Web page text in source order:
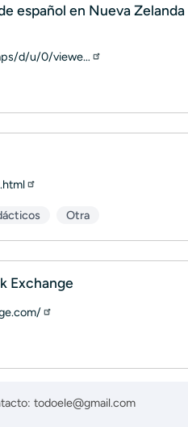
español en Nueva Zelanda
d/u/0/viewe…
Otra
Exchange
todoele@gmail.com